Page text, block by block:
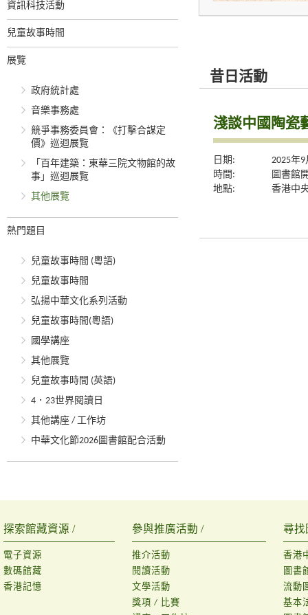
資訊科技活動
兒童故事時間
展覽
政府統計處
音樂事務處
競爭事務委員會：《打擊合謀定
價》巡迴展覽
「百年建築：東華三院文物館的故
事」巡迴展覽
其他展覽
熱門題目
兒童故事時間 (粵語)
兒童故事時間
弘揚中華文化系列活動
兒童故事時間(粵語)
國學講座
其他展覽
兒童故事時間 (英語)
4．23世界閱讀日
其他講座 / 工作坊
中華文化節2026圖書館配合活動
昔日活動
淺談中國陶瓷
日期:
2025年
時間:
圖書館
地點:
香港中
探索館藏資源 /
電子資源
數碼館藏
香港記憶
參與推廣活動 /
推介活動
閱讀活動
文學活動
獎項 / 比賽
尋找
香港
圖書
流動
基本